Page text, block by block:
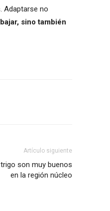
Adaptarse no
sino también
Artículo siguiente
son muy buenos
en la región núcleo